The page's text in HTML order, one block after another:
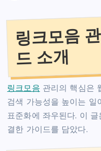
링크모음
드 소개
링크모음 관리의 핵심은
검색 가능성을 높이는 일
표준화에 좌우된다. 이
결한 가이드를 담았다.